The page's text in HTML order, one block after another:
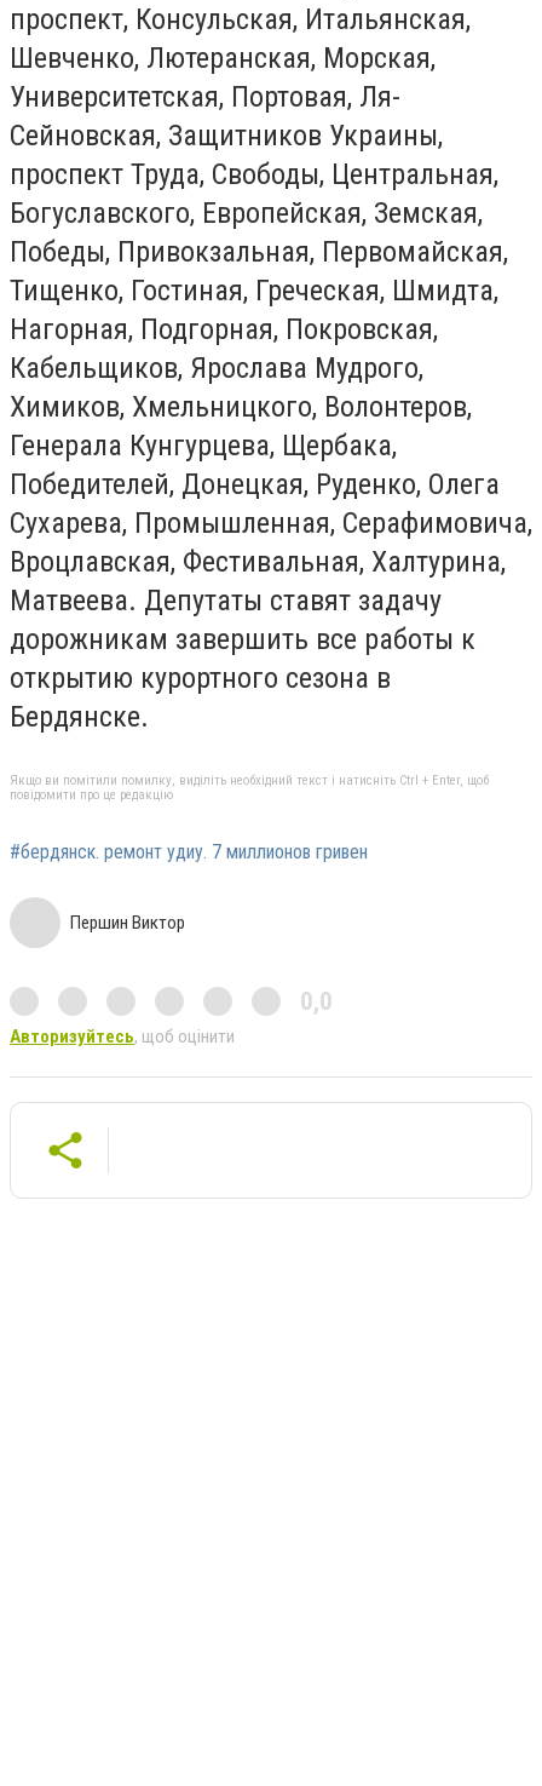
проспект, Консульская, Итальянская,
Шевченко, Лютеранская, Морская,
Университетская, Портовая, Ля-
Сейновская, Защитников Украины,
проспект Труда, Свободы, Центральная,
Богуславского, Европейская, Земская,
Победы, Привокзальная, Первомайская,
Тищенко, Гостиная, Греческая, Шмидта,
Нагорная, Подгорная, Покровская,
Кабельщиков, Ярослава Мудрого,
Химиков, Хмельницкого, Волонтеров,
Генерала Кунгурцева, Щербака,
Победителей, Донецкая, Руденко, Олега
Сухарева, Промышленная, Серафимовича,
Вроцлавская, Фестивальная, Халтурина,
Матвеева. Депутаты ставят задачу
дорожникам завершить все работы к
открытию курортного сезона в
Бердянске.
Якщо ви помітили помилку, виділіть необхідний текст і натисніть Ctrl + Enter, щоб
повідомити про це редакцію
#бердянск. ремонт удиу. 7 миллионов гривен
Першин Виктор
0,0
Авторизуйтесь, щоб оцінити